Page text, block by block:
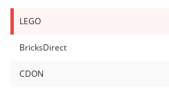
LEGO
BricksDirect
CDON